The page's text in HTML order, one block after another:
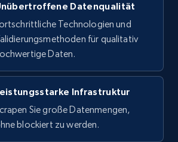
- Posts
Name, Description, Date
URL, Quoted post, and more.
1.2K+ Gratis testen
Datenqualität
Technologien und
für qualitativ
Daten.
Infrastruktur
Sie große Datenmengen,
blockiert zu werden.